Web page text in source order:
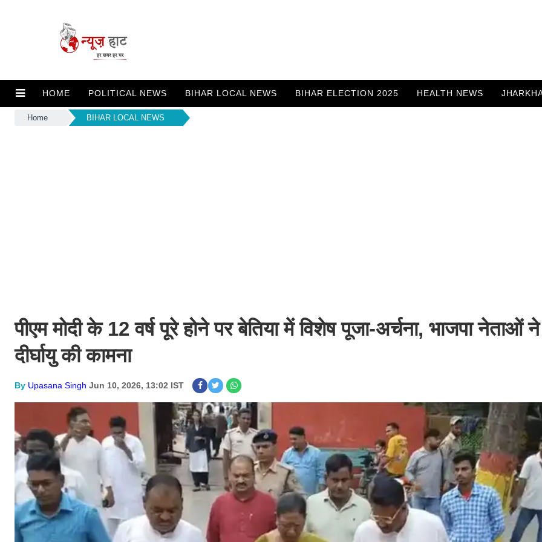
HOME POLITICAL NEWS BIHAR LOCAL NEWS BIHAR ELECTION 2025 HEALTH NEWS
Home BIHAR LOCAL NEWS
पीएम मोदी के 12 वर्ष पूरे होने पर बेतिया में विशेष पूजा-अर्चना, भाजपा नेताओं
दीर्घायु की कामना
By Upasana Singh Jun 10, 2026, 13:02 IST